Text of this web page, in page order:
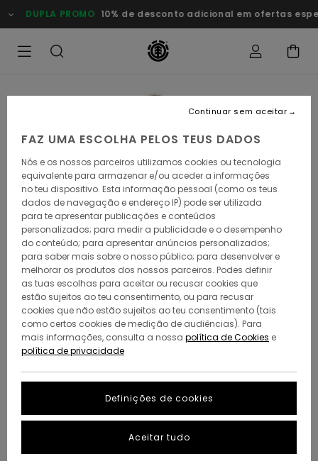
para
a
DUPLA PROMO 10% de desconto adicional em ofertas
FAZ UMA ESCOLHA PELOS TEUS DADOS
Nós e os nossos parceiros utilizamos cookies ou tecnologia
equivalente para armazenar e/ou aceder a informações
no teu dispositivo. Esta informação pessoal (como os teus
dados de navegação e endereço IP) pode ser utilizada
para te apresentar publicações e conteúdos
personalizados; para medir a publicidade e o desempenho
do conteúdo; para apresentar anúncios personalizados;
para saber mais sobre o nosso público; para desenvolver e
melhorar os produtos dos nossos parceiros. Podes definir
as tuas escolhas para aceitar ou recusar cookies que
estão sujeitos ao teu consentimento, ou para recusar
cookies que não estão sujeitos ao teu consentimento (tais
como certos cookies de medição de audiências). Para
mais informações, consulta a nossa política de Cookies e
política de privacidade
Definições de cookies
Continuar sem aceitar
Aceitar tudo